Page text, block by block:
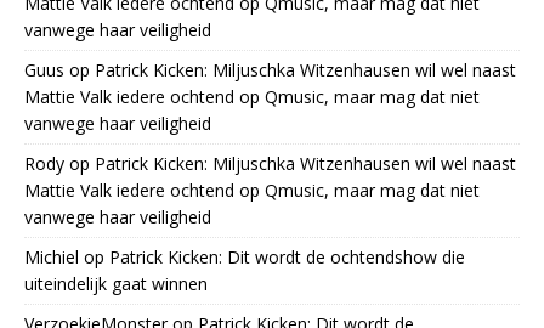
vanwege haar veiligheid
Guus op Patrick Kicken: Miljuschka Witzenhausen wil wel naast
Mattie Valk iedere ochtend op Qmusic, maar mag dat niet
vanwege haar veiligheid
Rody op Patrick Kicken: Miljuschka Witzenhausen wil wel naast
Mattie Valk iedere ochtend op Qmusic, maar mag dat niet
vanwege haar veiligheid
Michiel op Patrick Kicken: Dit wordt de ochtendshow die
uiteindelijk gaat winnen